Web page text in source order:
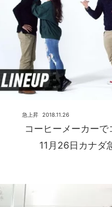
コーヒーメーカー
11月26日カナダ
2018.11.26
急上昇